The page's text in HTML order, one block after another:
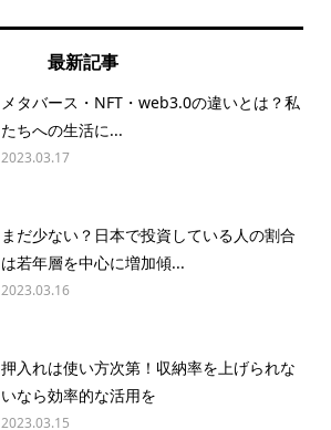
最新記事
メタバース・NFT・web3.0の違いとは？私
たちへの生活に...
2023.03.17
まだ少ない？日本で投資している人の割合
は若年層を中心に増加傾...
2023.03.16
押入れは使い方次第！収納率を上げられな
いなら効率的な活用を
2023.03.15